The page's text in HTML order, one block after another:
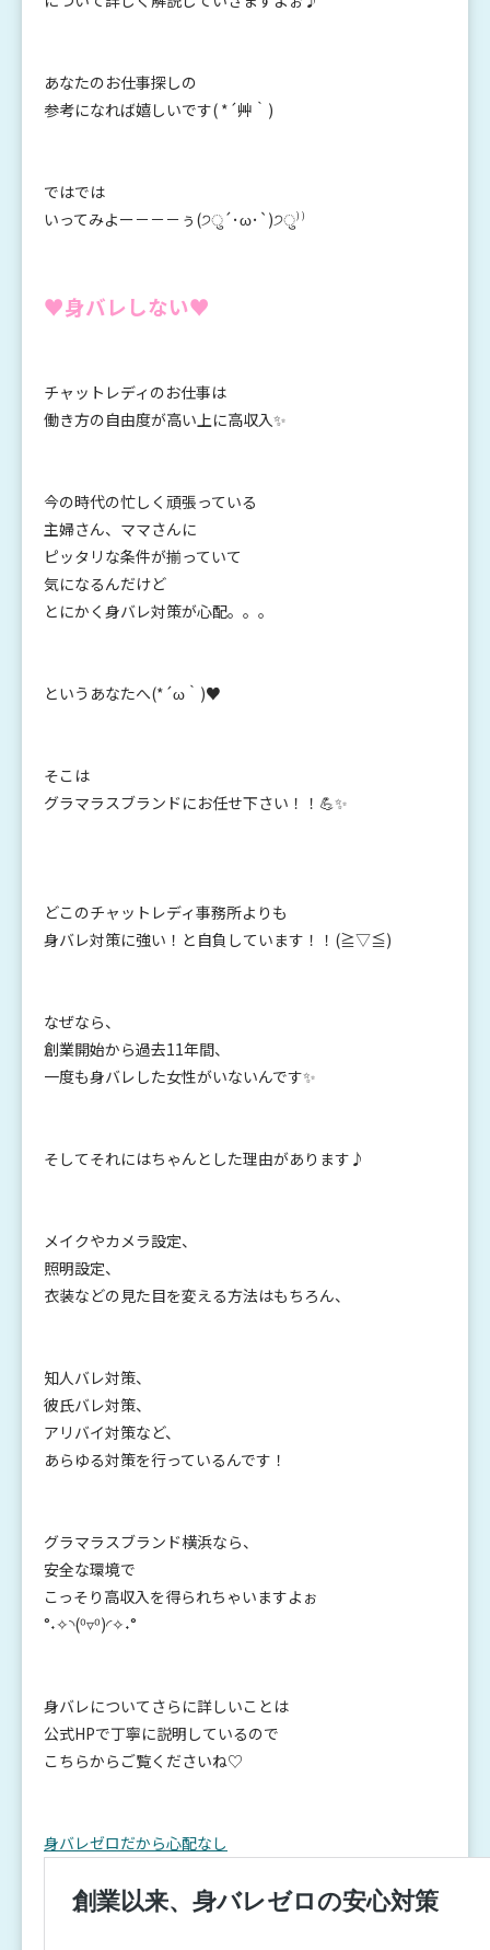
あなたのお仕事探しの
参考になれば嬉しいです( *´艸｀)
ではでは
いってみよー－－－ぅ(੭ु´･ω･`)੭ु⁾⁾
♥身バレしない♥
チャットレディのお仕事は
働き方の自由度が高い上に高収入✨
今の時代の忙しく頑張っている
主婦さん、ママさんに
ピッタリな条件が揃っていて
気になるんだけど
とにかく身バレ対策が心配。。。
というあなたへ(*´ω｀)♥
そこは
グラマラスブランドにお任せ下さい！！💪✨
どこのチャットレディ事務所よりも
身バレ対策に強い！と自負しています！！(≧▽≦)
なぜなら、
創業開始から過去11年間、
一度も身バレした女性がいないんです✨
そしてそれにはちゃんとした理由があります♪
メイクやカメラ設定、
照明設定、
衣装などの見た目を変える方法はもちろん、
知人バレ対策、
彼氏バレ対策、
アリバイ対策など、
あらゆる対策を行っているんです！
グラマラスブランド横浜なら、
安全な環境で
こっそり高収入を得られちゃいますよぉ
°˖✧◝(⁰▿⁰)◜✧˖°
身バレについてさらに詳しいことは
公式HPで丁寧に説明しているので
こちらからご覧くださいね♡
身バレゼロだから心配なし